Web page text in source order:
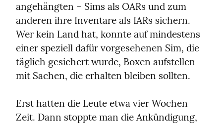
angehängten – Sims als OARs und zum
anderen ihre Inventare als IARs sichern.
Wer kein Land hat, konnte auf mindestens
einer speziell dafür vorgesehenen Sim, die
täglich gesichert wurde, Boxen aufstellen
mit Sachen, die erhalten bleiben sollten.
Erst hatten die Leute etwa vier Wochen
Zeit. Dann stoppte man die Ankündigung,